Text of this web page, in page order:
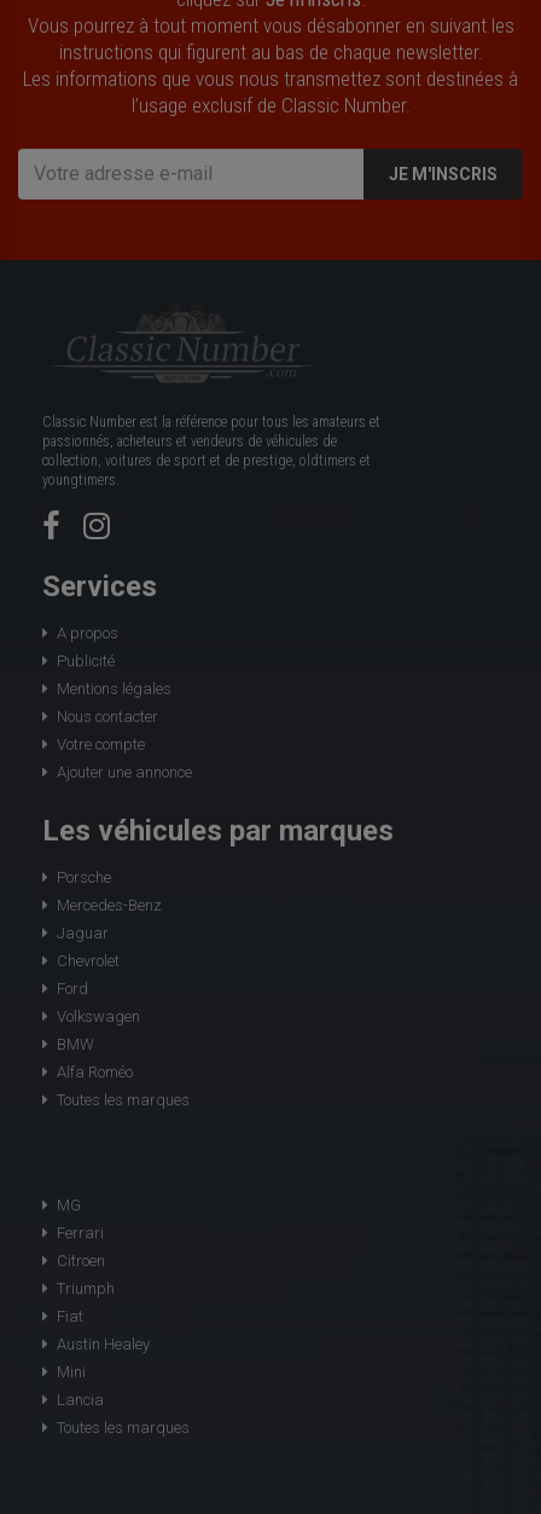
Vous pourrez à tout moment vous désabonner en suivant les
instructions qui figurent au bas de chaque newsletter.
Les informations que vous nous transmettez sont destinées à
l’usage exclusif de Classic Number.
JE M'INSCRIS
Classic Number est la référence pour tous les amateurs et
passionnés, acheteurs et vendeurs de véhicules de
collection, voitures de sport et de prestige, oldtimers et
youngtimers.
Services
A propos
Publicité
Mentions légales
Nous contacter
Votre compte
Ajouter une annonce
Les véhicules par marques
Porsche
Mercedes-Benz
Jaguar
Chevrolet
Ford
Volkswagen
BMW
Alfa Roméo
Toutes les marques
MG
Ferrari
Citroen
Triumph
Fiat
Austin Healey
Mini
Lancia
Toutes les marques